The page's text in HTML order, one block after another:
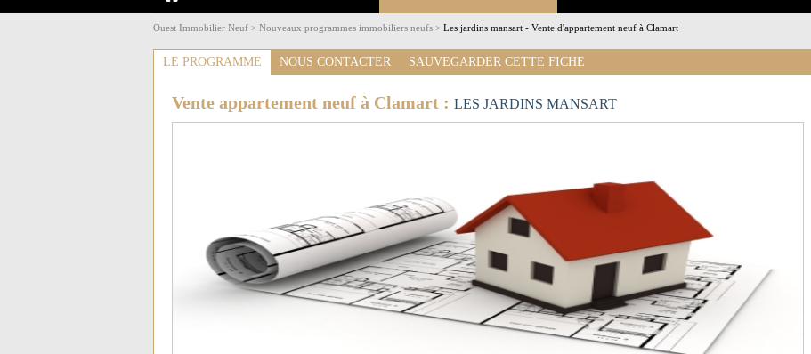
Ouest Immobilier Neuf > Nouveaux programmes immobiliers neufs > Les jardins mansart - Vente d'appartement neuf à Clamart
LE PROGRAMME NOUS CONTACTER SAUVEGARDER CETTE FICHE
Vente appartement neuf à Clamart : LES JARDINS MANSART